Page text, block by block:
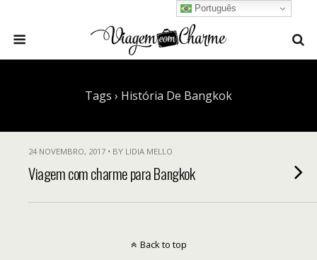
Tags › História De Bangkok
24 NOVEMBRO, 2017 • BY LIDIA MELLO
Viagem com charme para Bangkok
Português
Back to top